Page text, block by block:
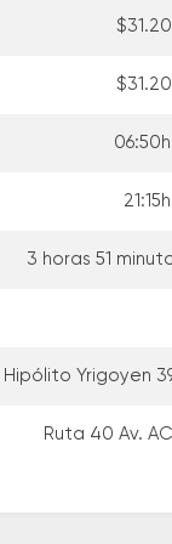
3 horas 51
Hipólito Yrigoyen
Ruta 40 Av.